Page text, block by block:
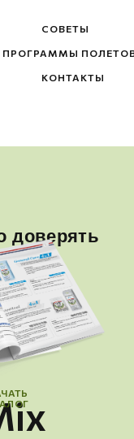
СОВЕТЫ
ПРОГРАММЫ
КОНТАКТЫ
доверять